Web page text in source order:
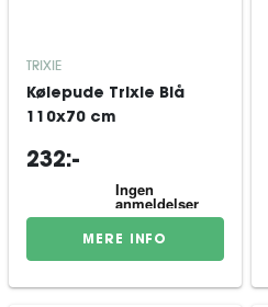
TRIXIE
Kølepude Trixie Blå
110x70 cm
232:-
MERE INFO